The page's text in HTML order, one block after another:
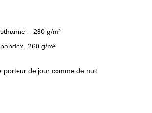
– 280 g/m²
-260 g/m²
porteur de jour comme de nuit